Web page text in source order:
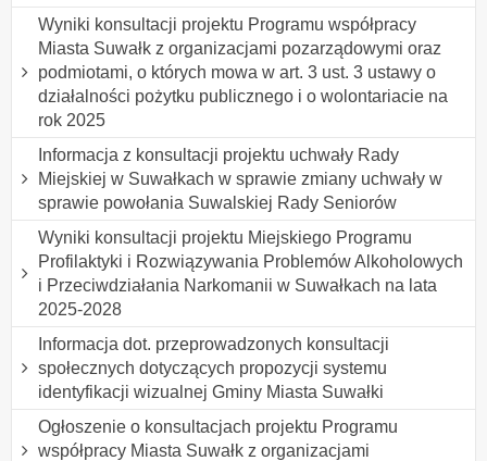
Wyniki konsultacji projektu Programu współpracy
Miasta Suwałk z organizacjami pozarządowymi oraz
podmiotami, o których mowa w art. 3 ust. 3 ustawy o
działalności pożytku publicznego i o wolontariacie na
rok 2025
Informacja z konsultacji projektu uchwały Rady
Miejskiej w Suwałkach w sprawie zmiany uchwały w
sprawie powołania Suwalskiej Rady Seniorów
Wyniki konsultacji projektu Miejskiego Programu
Profilaktyki i Rozwiązywania Problemów Alkoholowych
i Przeciwdziałania Narkomanii w Suwałkach na lata
2025-2028
Informacja dot. przeprowadzonych konsultacji
społecznych dotyczących propozycji systemu
identyfikacji wizualnej Gminy Miasta Suwałki
Ogłoszenie o konsultacjach projektu Programu
współpracy Miasta Suwałk z organizacjami